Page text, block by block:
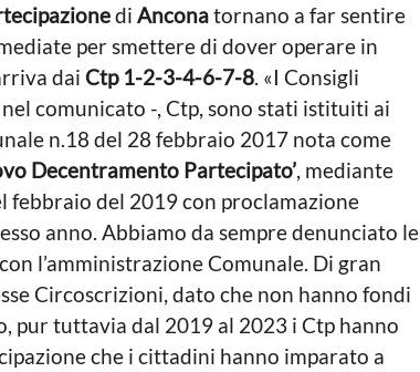
di Anconatornano a far sentire
per smettere di dover operare in
dai Ctp 1-2-3-4-6-7-8. «I Consigli
comunicato -, Ctp, sono stati istituiti ai
n.18 del 28 febbraio 2017 nota come
Decentramento Partecipato’, mediante
febbraio del 2019 con proclamazione
anno. Abbiamo da sempre denunciato le
l’amministrazione Comunale. Di gran
Circoscrizioni, dato che non hanno fondi
pur tuttavia dal 2019 al 2023 i Ctp hanno
che i cittadini hanno imparato a